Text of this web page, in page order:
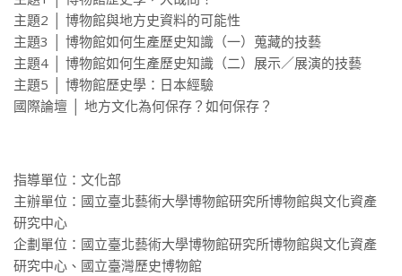
主題2 │ 博物館與地方史資料的可能性
主題3 │ 博物館如何生產歷史知識（一）蒐藏的技藝
主題4 │ 博物館如何生產歷史知識（二）展示／展演的技藝
主題5 │ 博物館歷史學：日本經驗
國際論壇 │ 地方文化為何保存？如何保存？
指導單位：文化部
主辦單位：國立臺北藝術大學博物館研究所博物館與文化資產
研究中心
企劃單位：國立臺北藝術大學博物館研究所博物館與文化資產
研究中心、國立臺灣歷史博物館